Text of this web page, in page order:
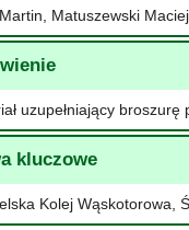
Matuszewski
uzupełniający
kluczowe
Kolej Wąskotorowa,